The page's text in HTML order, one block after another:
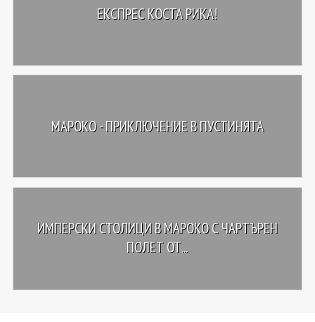
ЕКСПРЕС КОСТА РИКА!
МАРОКО - ПРИКЛЮЧЕНИЕ В ПУСТИНЯТА
ИМПЕРСКИ СТОЛИЦИ В МАРОКО С ЧАРТЪРЕН
ПОЛЕТ ОТ...